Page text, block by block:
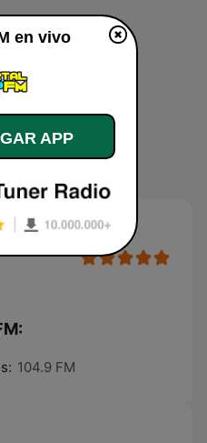
104.9 FM
en vivo
APP